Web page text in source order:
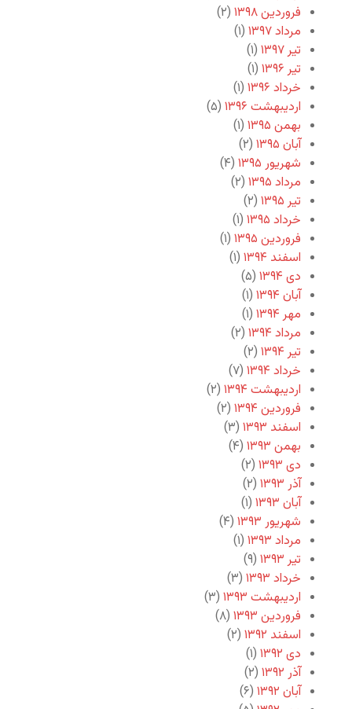
فروردین ۱۳۹۸
(۲)
مرداد ۱۳۹۷
(۱)
تیر ۱۳۹۷
(۱)
تیر ۱۳۹۶
(۱)
خرداد ۱۳۹۶
(۱)
اردیبهشت ۱۳۹۶
(۵)
بهمن ۱۳۹۵
(۱)
آبان ۱۳۹۵
(۲)
شهریور ۱۳۹۵
(۴)
مرداد ۱۳۹۵
(۲)
تیر ۱۳۹۵
(۲)
خرداد ۱۳۹۵
(۱)
فروردین ۱۳۹۵
(۱)
اسفند ۱۳۹۴
(۱)
دی ۱۳۹۴
(۵)
آبان ۱۳۹۴
(۱)
مهر ۱۳۹۴
(۱)
مرداد ۱۳۹۴
(۲)
تیر ۱۳۹۴
(۲)
خرداد ۱۳۹۴
(۷)
اردیبهشت ۱۳۹۴
(۲)
فروردین ۱۳۹۴
(۲)
اسفند ۱۳۹۳
(۳)
بهمن ۱۳۹۳
(۴)
دی ۱۳۹۳
(۲)
آذر ۱۳۹۳
(۲)
آبان ۱۳۹۳
(۱)
شهریور ۱۳۹۳
(۴)
مرداد ۱۳۹۳
(۱)
تیر ۱۳۹۳
(۹)
خرداد ۱۳۹۳
(۳)
اردیبهشت ۱۳۹۳
(۳)
فروردین ۱۳۹۳
(۸)
اسفند ۱۳۹۲
(۲)
دی ۱۳۹۲
(۱)
آذر ۱۳۹۲
(۲)
آبان ۱۳۹۲
(۶)